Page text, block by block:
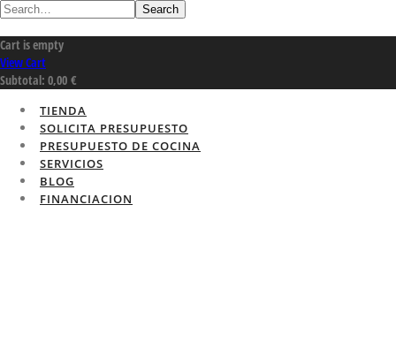
Search
Cart is empty
View Cart
Subtotal: 0,00 €
TIENDA
SOLICITA PRESUPUESTO
PRESUPUESTO DE COCINA
SERVICIOS
BLOG
FINANCIACION